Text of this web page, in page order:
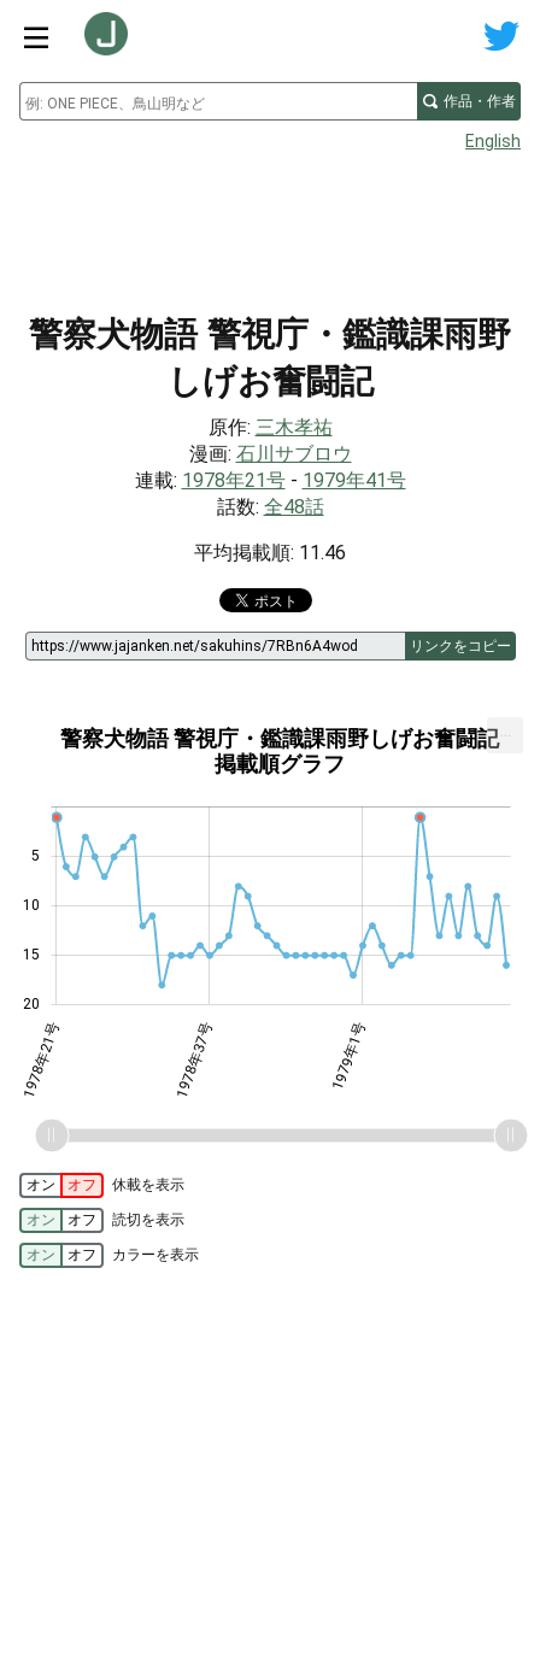
作品・作者
English
警察犬物語 警視庁・鑑識課雨野
しげお奮闘記
原作: 三木孝祐
漫画: 石川サブロウ
連載: 1978年21号- 1979年41号
話数: 全48話
平均掲載順: 11.46
リンクをコピー
警察犬物語 警視庁・鑑識課雨野しげお奮闘記
掲載順グラフ
14
10
20
15
5
1978年21号
35号
49号
36号
36号
51号
39号
1978年37号 1979年1号
...
オン オフ 休載を表示
オン オフ 読切を表示
オン オフ カラーを表示